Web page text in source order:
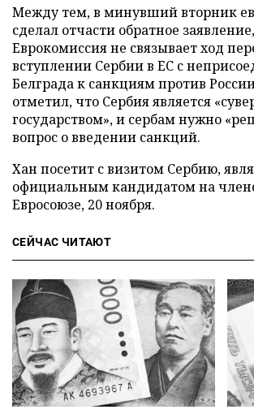
Между тем, в минувший вторник
сделал отчасти обратное
Еврокомиссия не связывает ход
вступлении Сербии в ЕС с
Белграда к санкциям против
отметил, что Сербия является
государством», и сербам нужно
вопрос о введении санкций.
Хан посетит с визитом Сербию,
официальным кандидатом на
Евросоюзе, 20 ноября.
СЕЙЧАС ЧИТАЮТ